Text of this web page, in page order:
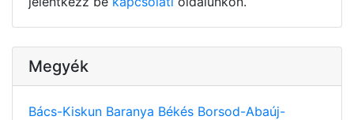
Megyék
Bács-Kiskun Baranya Békés Borsod-Abaúj-